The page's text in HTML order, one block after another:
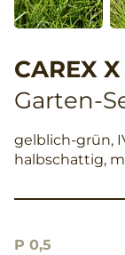
CAREX
Garten-
gelblich-grün,
halbschattig,
P 0,5